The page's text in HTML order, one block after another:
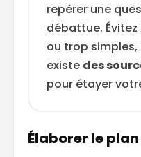
repérer une
débattue.
ou trop simples,
existe des
pour étayer
Élaborer le